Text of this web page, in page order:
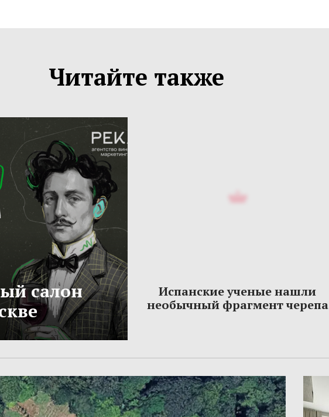
Читайте также
салон
Испанские ученые нашли
необычный фрагмент черепа